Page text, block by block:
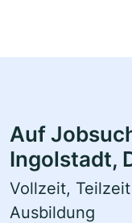
Auf
Ingolstadt,
Vollzeit,
Ausbildung